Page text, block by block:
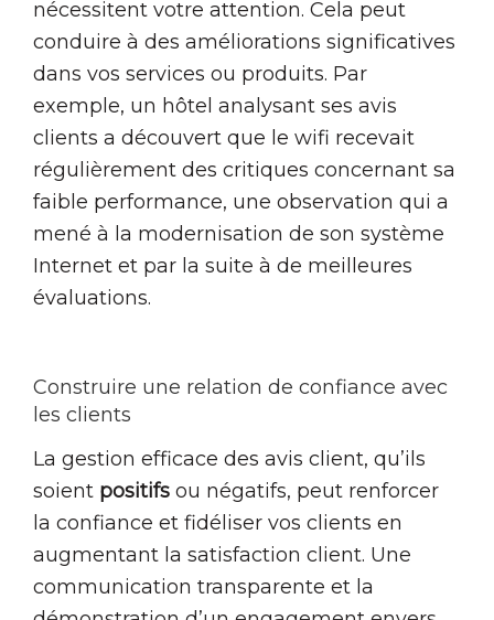
nécessitent votre attention. Cela peut
conduire à des améliorations significatives
dans vos services ou produits. Par
exemple, un hôtel analysant ses avis
clients a découvert que le wifi recevait
régulièrement des critiques concernant sa
faible performance, une observation qui a
mené à la modernisation de son système
Internet et par la suite à de meilleures
évaluations.
Construire une relation de confiance avec
les clients
La gestion efficace des avis client, qu’ils
soient positifs ou négatifs, peut renforcer
la confiance et fidéliser vos clients en
augmentant la satisfaction client. Une
communication transparente et la